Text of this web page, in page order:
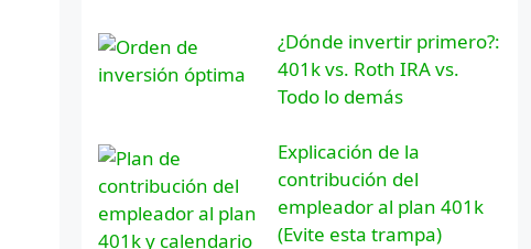
¿Dónde invertir primero?:
401k vs. Roth IRA vs.
Todo lo demás
Explicación de la
contribución del
empleador al plan 401k
(Evite esta trampa)